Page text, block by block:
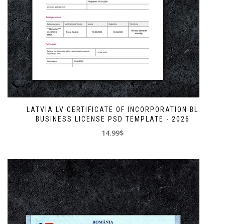
LATVIA LV CERTIFICATE OF INCORPORATION BL
BUSINESS LICENSE PSD TEMPLATE - 2026
14.99$